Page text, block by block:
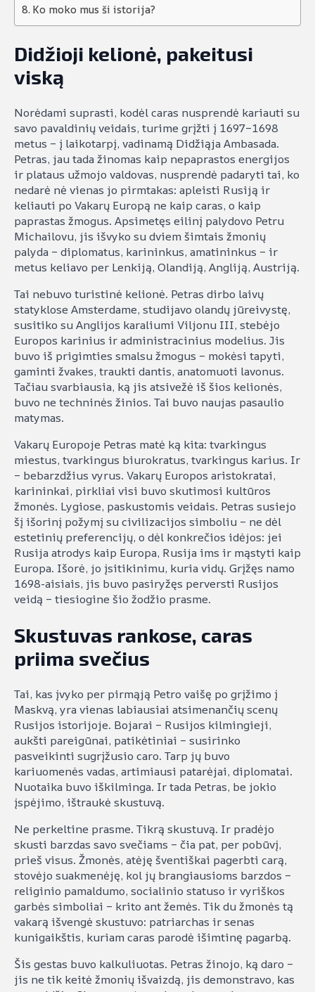
Ko moko mus ši istorija?
Didžioji kelionė, pakeitusi
viską
Norėdami suprasti, kodėl caras nusprendė kariauti su
savo pavaldinių veidais, turime grįžti į 1697–1698
metus – į laikotarpį, vadinamą Didžiąja Ambasada.
Petras, jau tada žinomas kaip nepaprastos energijos
ir plataus užmojo valdovas, nusprendė padaryti tai, ko
nedarė nė vienas jo pirmtakas: apleisti Rusiją ir
keliauti po Vakarų Europą ne kaip caras, o kaip
paprastas žmogus. Apsimetęs eilinį palydovo Petru
Michailovu, jis išvyko su dviem šimtais žmonių
palyda – diplomatus, karininkus, amatininkus – ir
metus keliavo per Lenkiją, Olandiją, Angliją, Austriją.
Tai nebuvo turistinė kelionė. Petras dirbo laivų
statyklose Amsterdame, studijavo olandų jūreivystę,
susitiko su Anglijos karaliumi Viljonu III, stebėjo
Europos karinius ir administracinius modelius. Jis
buvo iš prigimties smalsu žmogus – mokėsi tapyti,
gaminti žvakes, traukti dantis, anatomuoti lavonus.
Tačiau svarbiausia, ką jis atsivežė iš šios kelionės,
buvo ne techninės žinios. Tai buvo naujas pasaulio
matymas.
Vakarų Europoje Petras matė ką kita: tvarkingus
miestus, tvarkingus biurokratus, tvarkingus karius. Ir
– bebarzdžius vyrus. Vakarų Europos aristokratai,
karininkai, pirkliai visi buvo skutimosi kultūros
žmonės. Lygiose, paskustomis veidais. Petras susiejo
šį išorinį požymį su civilizacijos simboliu – ne dėl
estetinių preferencijų, o dėl konkrečios idėjos: jei
Rusija atrodys kaip Europa, Rusija ims ir mąstyti kaip
Europa. Išorė, jo įsitikinimu, kuria vidų. Grįžęs namo
1698-aisiais, jis buvo pasiryžęs perversti Rusijos
veidą – tiesiogine šio žodžio prasme.
Skustuvas rankose, caras
priima svečius
Tai, kas įvyko per pirmąją Petro vaišę po grįžimo į
Maskvą, yra vienas labiausiai atsimenančių scenų
Rusijos istorijoje. Bojarai – Rusijos kilmingieji,
aukšti pareigūnai, patikėtiniai – susirinko
pasveikinti sugrįžusio caro. Tarp jų buvo
kariuomenės vadas, artimiausi patarėjai, diplomatai.
Nuotaika buvo iškilminga. Ir tada Petras, be jokio
įspėjimo, ištraukė skustuvą.
Ne perkeltine prasme. Tikrą skustuvą. Ir pradėjo
skusti barzdas savo svečiams – čia pat, per pobūvį,
prieš visus. Žmonės, atėję šventiškai pagerbti carą,
stovėjo suakmenėję, kol jų brangiausioms barzdos –
religinio pamaldumo, socialinio statuso ir vyriškos
garbės simboliai – krito ant žemės. Tik du žmonės tą
vakarą išvengė skustuvo: patriarchas ir senas
kunigaikštis, kuriam caras parodė išimtinę pagarbą.
Šis gestas buvo kalkuliuotas. Petras žinojo, ką daro –
jis ne tik keitė žmonių išvaizdą, jis demonstravo, kas